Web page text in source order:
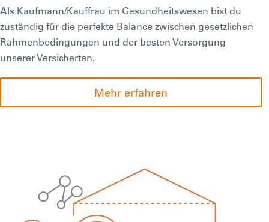
Als Kaufmann/Kauffrau im Gesundheitswesen bist du
zuständig für die perfekte Balance zwischen gesetzlichen
Rahmenbedingungen und der besten Versorgung
unserer Versicherten.
Mehr erfahren